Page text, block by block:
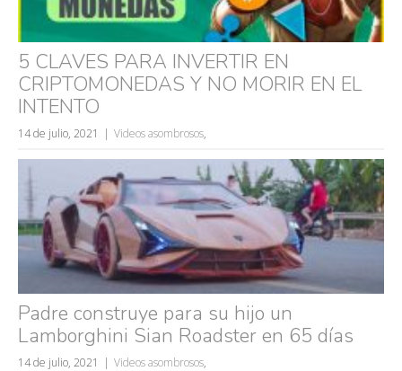
5 CLAVES PARA INVERTIR EN
CRIPTOMONEDAS Y NO MORIR EN EL
INTENTO
14 de julio, 2021 Videos asombrosos,
Padre construye para su hijo un
Lamborghini Sian Roadster en 65 días
14 de julio, 2021 Videos asombrosos,